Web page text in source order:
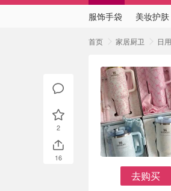
服饰手袋 美妆护肤
首页 家居厨卫 日
去购买
2
16